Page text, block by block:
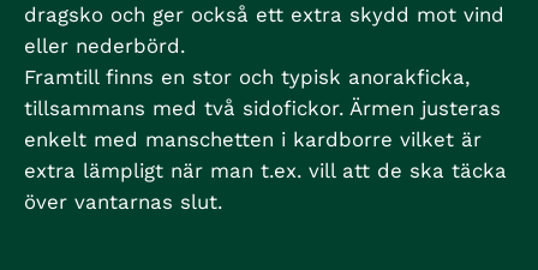
dragsko och ger också ett extra skydd mot vind
eller nederbörd.
Framtill finns en stor och typisk anorakficka,
tillsammans med två sidofickor. Ärmen justeras
enkelt med manschetten i kardborre vilket är
extra lämpligt när man t.ex. vill att de ska täcka
över vantarnas slut.